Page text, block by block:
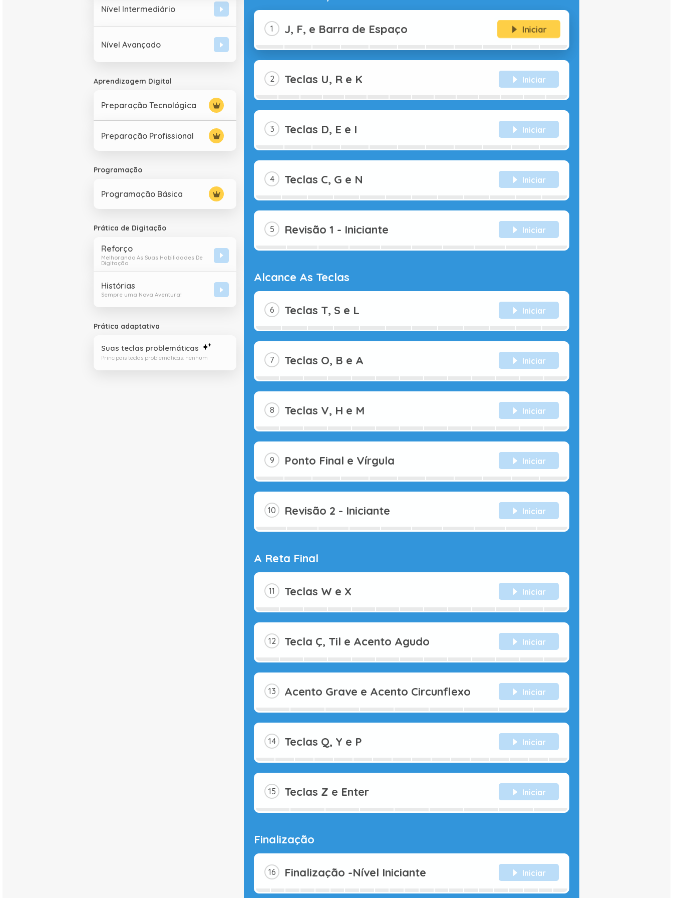
Nível Intermediário
Nível Avançado
Aprendizagem Digital
Preparação Tecnológica
Preparação Profissional
Programação
Programação Básica
Prática de Digitação
Reforço
Melhorando As Suas Habilidades De
Digitação
Histórias
Sempre uma Nova Aventura!
Prática adaptativa
Suas teclas problemáticas
Principais teclas problemáticas: nenhum
J, F, e Barra de Espaço Iniciar
Teclas U, R e K Iniciar
Teclas D, E e I Iniciar
Teclas C, G e N Iniciar
Revisão 1 - Iniciante Iniciar
Alcance As Teclas
Teclas T, S e L Iniciar
Teclas O, B e A Iniciar
Teclas V, H e M Iniciar
Ponto Final e Vírgula Iniciar
Revisão 2 - Iniciante Iniciar
A Reta Final
Teclas W e X Iniciar
Tecla Ç, Til e Acento Agudo Iniciar
Acento Grave e Acento Circunflexo Iniciar
Teclas Q, Y e P Iniciar
Teclas Z e Enter Iniciar
Finalização
Finalização -Nível Iniciante Iniciar